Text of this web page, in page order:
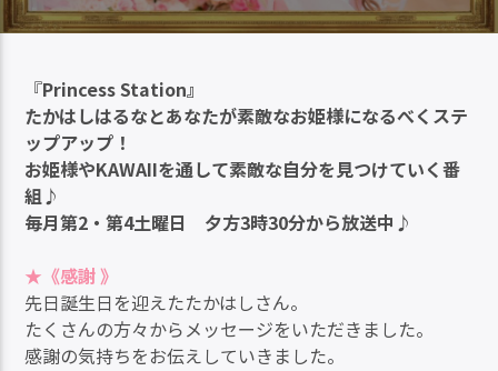
『Princess Station』
たかはしはるなとあなたが素敵なお姫様になるべくステ
ップアップ！
お姫様やKAWAIIを通して素敵な自分を見つけていく番
組♪
毎月第2・第4土曜日 夕方3時30分から放送中♪
★《感謝 》
先日誕生日を迎えたたかはしさん。
たくさんの方々からメッセージをいただきました。
感謝の気持ちをお伝えしていきました。